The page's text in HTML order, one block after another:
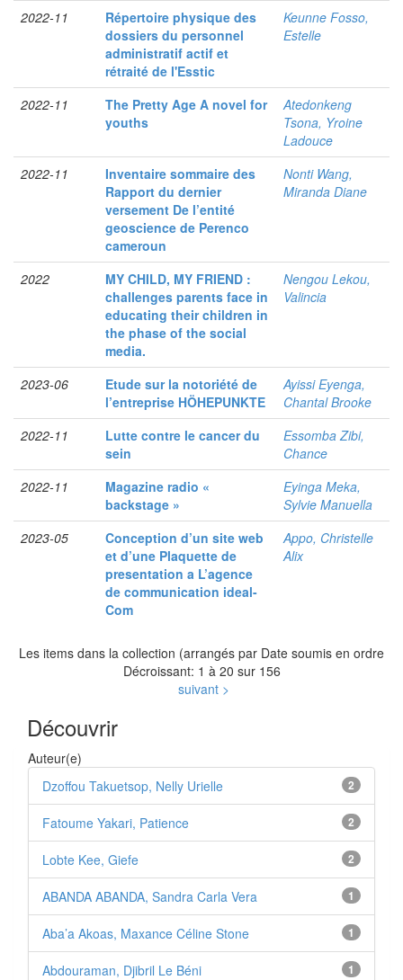
2022-11
Répertoire physique des
dossiers du personnel
administratif actif et
rétraité de l'Esstic
Keunne Fosso,
Estelle
2022-11
The Pretty Age A novel for
youths
Atedonkeng
Tsona, Yroine
Ladouce
2022-11
Inventaire sommaire des
Rapport du dernier
versement De l’entité
geoscience de Perenco
cameroun
Nonti Wang,
Miranda Diane
2022
MY CHILD, MY FRIEND :
challenges parents face in
educating their children in
the phase of the social
media.
Nengou Lekou,
Valincia
2023-06
Etude sur la notoriété de
l’entreprise HÖHEPUNKTE
Ayissi Eyenga,
Chantal Brooke
2022-11
Lutte contre le cancer du
sein
Essomba Zibi,
Chance
2022-11
Magazine radio «
backstage »
Eyinga Meka,
Sylvie Manuella
2023-05
Conception d’un site web
et d’une Plaquette de
presentation a L’agence
de communication ideal-
Com
Appo, Christelle
Alix
Les items dans la collection (arrangés par Date soumis en ordre
Décroissant: 1 à 20 sur 156
suivant >
Découvrir
Auteur(e)
2
Dzoffou Takuetsop, Nelly Urielle
2
Fatoume Yakari, Patience
2
Lobte Kee, Giefe
1
ABANDA ABANDA, Sandra Carla Vera
1
Aba’a Akoas, Maxance Céline Stone
1
Abdouraman, Djibril Le Béni